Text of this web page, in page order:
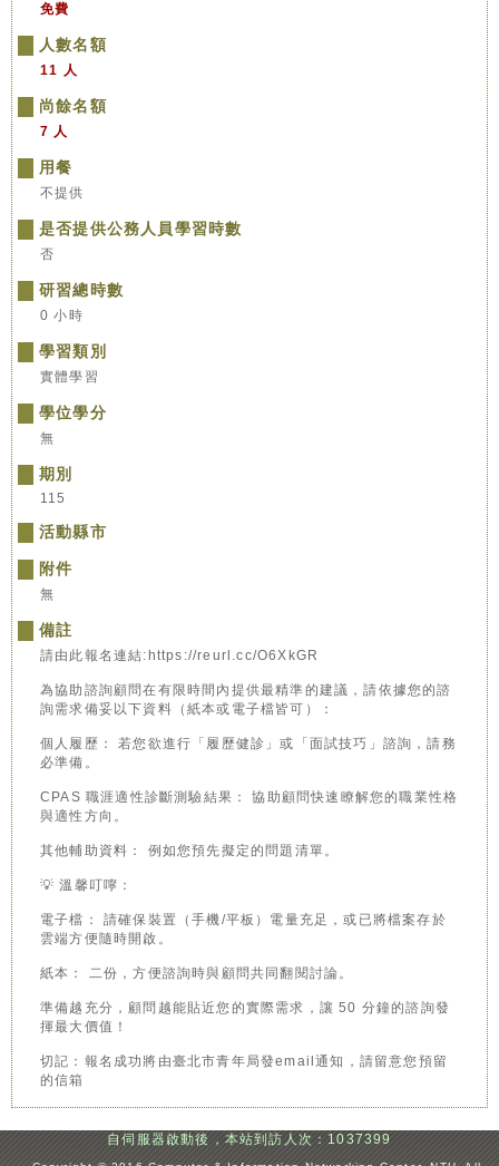
免費
人數名額
11 人
尚餘名額
7 人
用餐
不提供
是否提供公務人員學習時數
否
研習總時數
0 小時
學習類別
實體學習
學位學分
無
期別
115
活動縣市
附件
無
備註
請由此報名連結:https://reurl.cc/O6XkGR
為協助諮詢顧問在有限時間內提供最精準的建議，請依據您的諮
詢需求備妥以下資料（紙本或電子檔皆可）：
個人履歷： 若您欲進行「履歷健診」或「面試技巧」諮詢，請務
必準備。
CPAS 職涯適性診斷測驗結果： 協助顧問快速瞭解您的職業性格
與適性方向。
其他輔助資料： 例如您預先擬定的問題清單。
💡 溫馨叮嚀：
電子檔： 請確保裝置（手機/平板）電量充足，或已將檔案存於
雲端方便隨時開啟。
紙本： 二份，方便諮詢時與顧問共同翻閱討論。
準備越充分，顧問越能貼近您的實際需求，讓 50 分鐘的諮詢發
揮最大價值！
切記：報名成功將由臺北市青年局發email通知，請留意您預留
的信箱
自伺服器啟動後，本站到訪人次：1037399